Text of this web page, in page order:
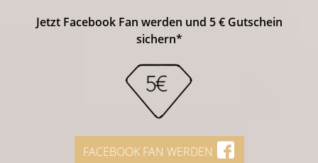
Jetzt Facebook Fan werden und 5 € Gutschein
sichern*
FACEBOOK FAN WERDEN